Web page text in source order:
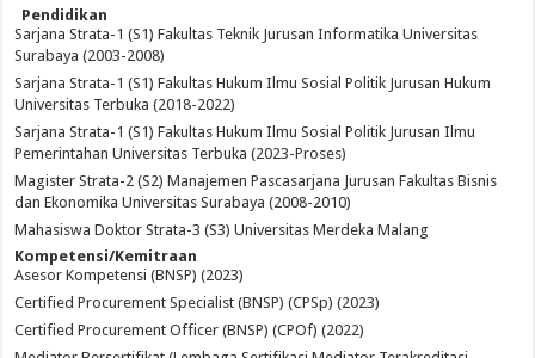
Pendidikan
Sarjana Strata-1 (S1) Fakultas Teknik Jurusan Informatika Universitas
Surabaya (2003-2008)
Sarjana Strata-1 (S1) Fakultas Hukum Ilmu Sosial Politik Jurusan Hukum
Universitas Terbuka (2018-2022)
Sarjana Strata-1 (S1) Fakultas Hukum Ilmu Sosial Politik Jurusan Ilmu
Pemerintahan Universitas Terbuka (2023-Proses)
Magister Strata-2 (S2) Manajemen Pascasarjana Jurusan Fakultas Bisnis
dan Ekonomika Universitas Surabaya (2008-2010)
Mahasiswa Doktor Strata-3 (S3) Universitas Merdeka Malang
Kompetensi/Kemitraan
Asesor Kompetensi (BNSP) (2023)
Certified Procurement Specialist (BNSP) (CPSp) (2023)
Certified Procurement Officer (BNSP) (CPOf) (2022)